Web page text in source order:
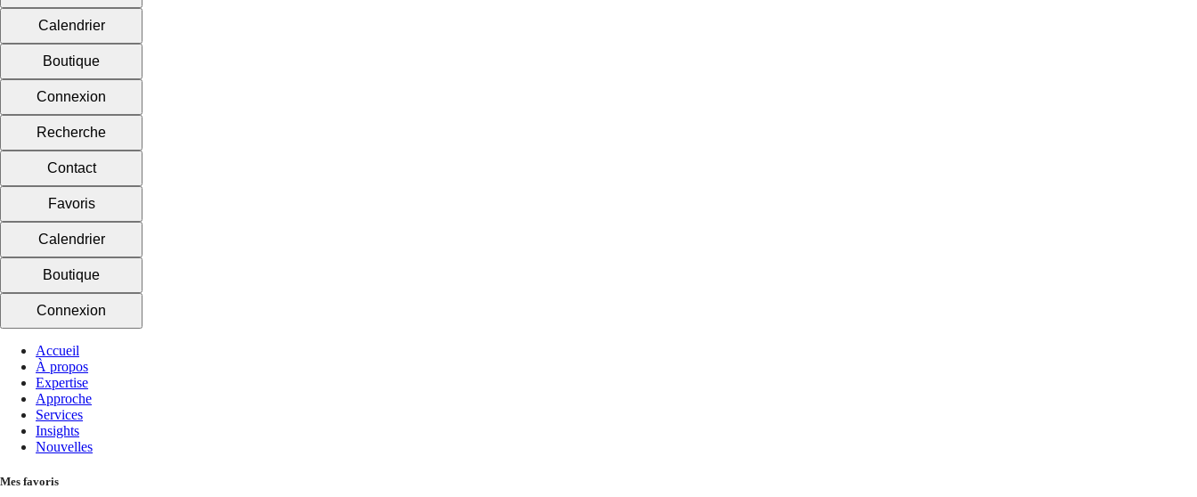
Calendrier
Boutique
Connexion
Recherche
Contact
Favoris
Calendrier
Boutique
Connexion
Accueil
À propos
Expertise
Approche
Services
Insights
Nouvelles
Mes favoris